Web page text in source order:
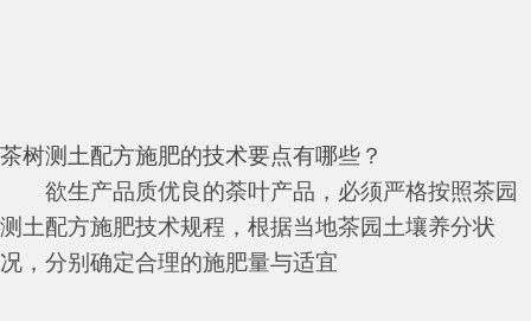
茶树测土配方施肥的技术要点有哪些？
欲生产品质优良的荼叶产品，必须严格按照茶园
测土配方施肥技术规程，根据当地茶园土壤养分状
况，分别确定合理的施肥量与适宜